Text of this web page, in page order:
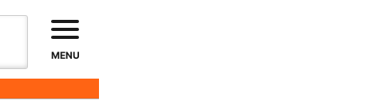
MENU